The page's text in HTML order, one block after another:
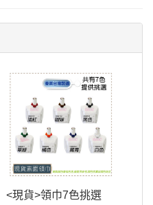
<現貨>領巾7色挑選